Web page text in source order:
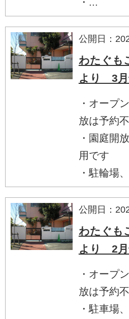
公開日：
わたぐも
より 3月
・オープ
放は予約
・園庭開
用です
・駐輪場
公開日：
わたぐも
より 2月
・オープ
放は予約
・駐車場